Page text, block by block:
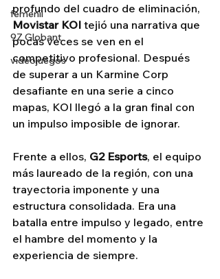
femenil
9Z Globant
videojuegos
profundo del cuadro de eliminación,
Movistar KOI tejió una narrativa que
pocas veces se ven en el
competitivo profesional. Después
de superar a un Karmine Corp
desafiante en una serie a cinco
mapas, KOI llegó a la gran final con
un impulso imposible de ignorar.
Frente a ellos, G2 Esports, el equipo
más laureado de la región, con una
trayectoria imponente y una
estructura consolidada. Era una
batalla entre impulso y legado, entre
el hambre del momento y la
experiencia de siempre.